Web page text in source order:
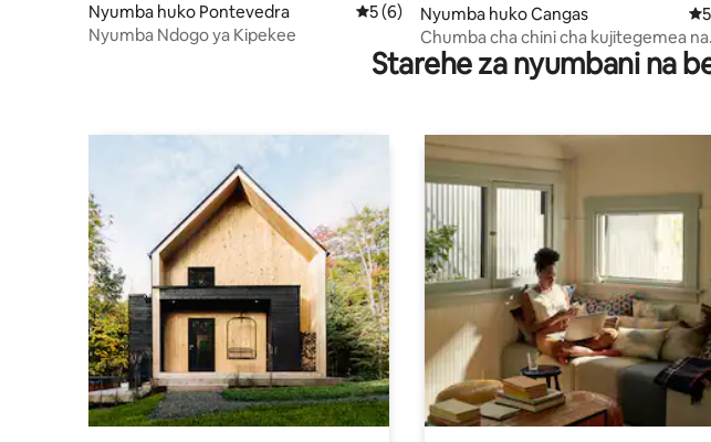
Nyumba huko Pontevedra Ukadiriaji wa wastani wa 5 kati ya 5, tathmini 6
5 (6)
Nyumba Ndogo ya Kipekee
Nyumba huko Cangas
Chumba cha chini cha kujitegemea na
cha familia/ Inafaa kwa wanyama
na watoto
Starehe za nyumbani na